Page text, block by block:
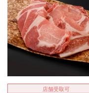
店舗受取可